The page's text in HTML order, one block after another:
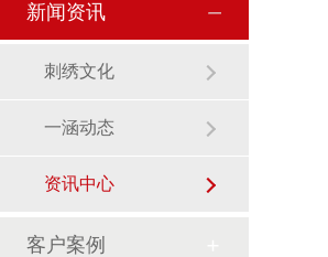
新闻资讯
刺绣文化
一涵动态
资讯中心
客户案例